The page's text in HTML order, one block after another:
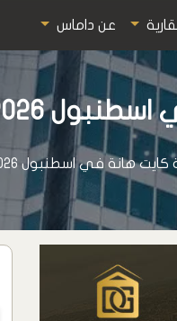
عن داماس
2026
هانة في اسطنبول 2026